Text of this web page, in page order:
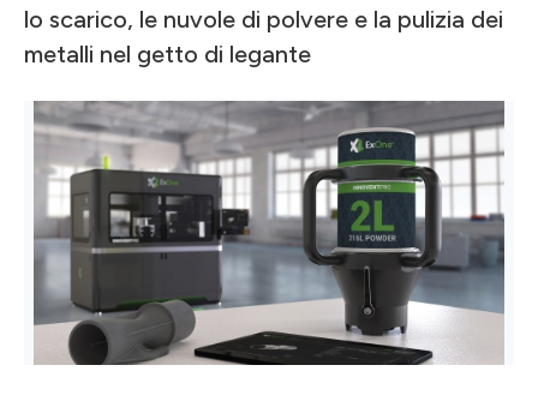
lo scarico, le nuvole di polvere e la pulizia dei
metalli nel getto di legante